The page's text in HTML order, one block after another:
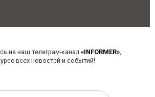
на наш телеграм-канал «INFORMER»,
всех новостей и событий!